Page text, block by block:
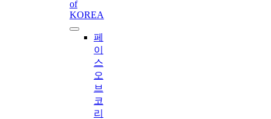
of
KOREA
페
이
스
오
브
코
리